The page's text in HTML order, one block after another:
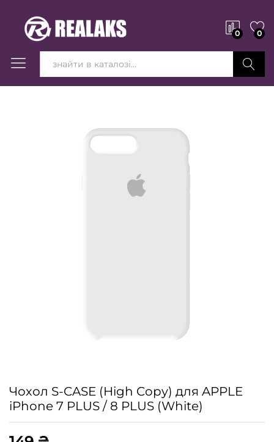
0 0
Вперед!
Чохол S-CASE (High Copy) для APPLE
iPhone 7 PLUS / 8 PLUS (White)